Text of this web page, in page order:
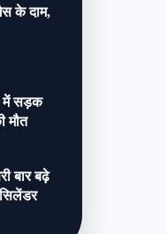
के दाम,
में सड़क
मौत
बार बढ़े